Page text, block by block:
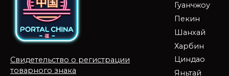
Свидетельство о регистрации
товарного знака
Гуанчжоу
Пекин
Шанхай
Харбин
Циндао
Яньтай